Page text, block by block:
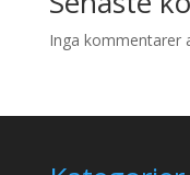
Inga kommentarer